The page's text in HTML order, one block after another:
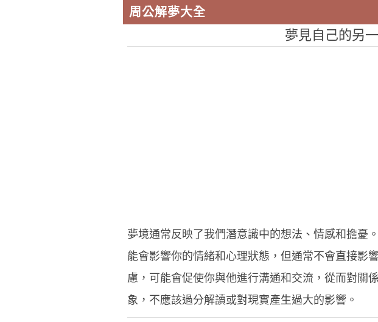
周公解夢大全
夢見自己的另
夢境通常反映了我們潛意識中的想法、情感和擔憂
能會影響你的情緒和心理狀態，但通常不會直接影
慮，可能會促使你與他進行溝通和交流，從而對關
象，不應該過分解讀或對現實產生過大的影響。